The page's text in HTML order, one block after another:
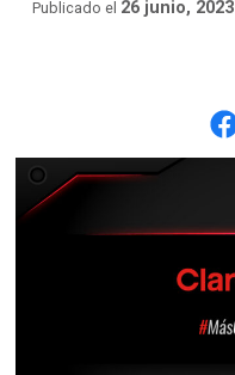
Publicado el 26 junio, 2023